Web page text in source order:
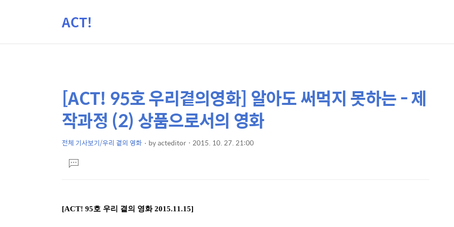
ACT!
상
세
컨
텐
본
문
제
[ACT! 95호 우리곁의영화] 알아도 써먹지 못하는 - 제
작과정 (2) 상품으로서의 영화
전체 기사보기/우리 곁의 영화 byacteditor 2015. 10. 27. 21:00
문댓
글
[ACT! 95호 우리 곁의 영화 2015.11.15]